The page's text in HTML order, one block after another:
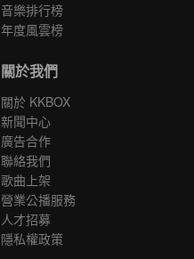
音樂排行榜
年度風雲榜
關於我們
關於 KKBOX
新聞中心
廣告合作
聯絡我們
歌曲上架
營業公播服務
人才招募
隱私權政策